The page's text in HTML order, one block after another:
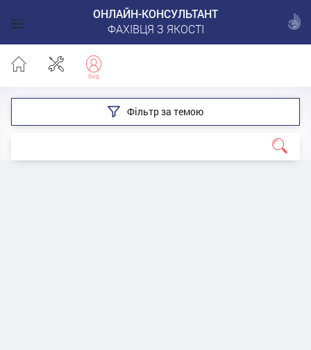
ОНЛАЙН-КОНСУЛЬТАНТ
ФАХІВЦЯ З ЯКОСТІ
Фільтр за темою